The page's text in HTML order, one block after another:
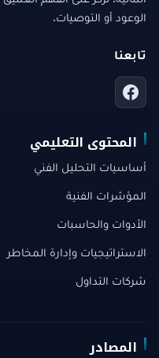
الوعود أو التوصيات.
تابعنا
المحتوى التعليمي
أساسيات التحليل الفني
المؤشرات الفنية
الأدوات والحاسبات
الاستراتيجيات وإدارة المخاطر
شركات التداول
المصادر